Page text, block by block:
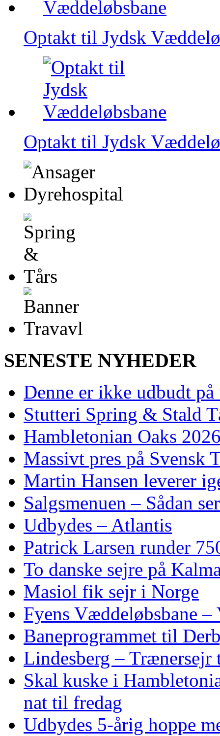
Optakt til Jydsk
Optakt til Jydsk
SENESTE NYHEDER
Denne er ikke udbudt
Stutteri Spring & Stald
Hambletonian Oaks
Massivt pres på Svensk
Martin Hansen leverer
Salgsmenuen – Sådan
Udbydes – Atlantis
Patrick Larsen runder
To danske sejre på
Masiol fik sejr i Norge
Fyens Væddeløbsbane
Baneprogrammet til
Lindesberg – Trænersejr
Skal kuske i
nat til fredag
Udbydes 5‑årig hoppe